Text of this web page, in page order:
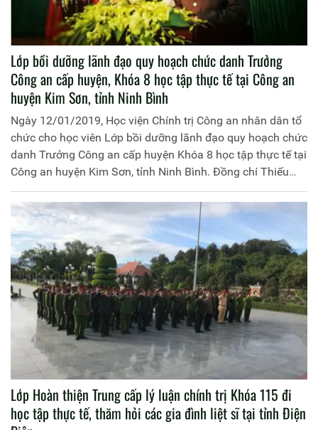
Lớp bồi dưỡng lãnh đạo quy hoạch chức danh Trưởng
Công an cấp huyện, Khóa 8 học tập thực tế tại Công an
huyện Kim Sơn, tỉnh Ninh Bình
Ngày 12/01/2019, Học viện Chính trị Công an nhân dân tổ
chức cho học viên Lớp bồi dưỡng lãnh đạo quy hoạch chức
danh Trưởng Công an cấp huyện Khóa 8 học tập thực tế tại
Công an huyện Kim Sơn, tỉnh Ninh Bình. Đồng chí Thiếu
tướng, PGS.TS Phan Xuân Tuy, Phó Giám đốc Học viện
Chính trị Công an nhân dân làm trưởng đoàn. Tham gia
còn có: Đại tá Đinh Ngọc Khoa, Phó Giám đốc Công an tỉnh
Ninh Bình; đại diện lãnh đạo các đơn vị chức năng thuộc
Học viện, Công an tỉnh Ninh Bình và các học viên của Lớp
bồi dưỡng.
Lớp Hoàn thiện Trung cấp lý luận chính trị Khóa 115 đi
học tập thực tế, thăm hỏi các gia đình liệt sĩ tại tỉnh Điện